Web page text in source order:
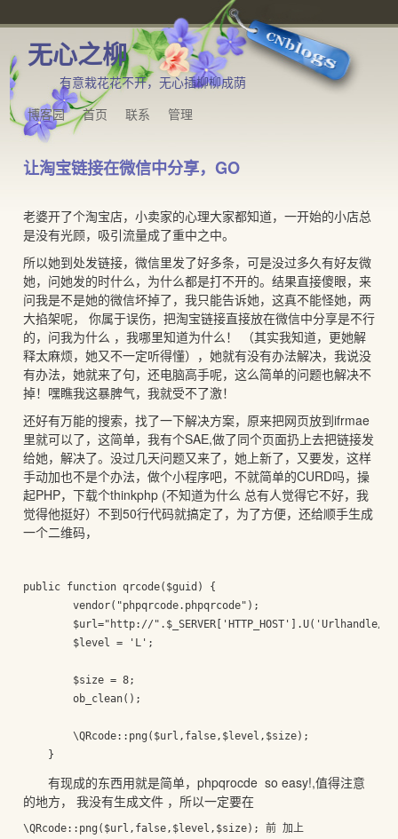
无心之柳
有意栽花花不开，无心插柳柳成荫
博客园
首页 联系 管理
让淘宝链接在微信中分享，GO
老婆开了个淘宝店，小卖家的心理大家都知道，一开始的小店总
是没有光顾，吸引流量成了重中之中。
所以她到处发链接，微信里发了好多条，可是没过多久有好友微
她，问她发的时什么，为什么都是打不开的。结果直接傻眼，来
问我是不是她的微信坏掉了，我只能告诉她，这真不能怪她，两
大掐架呢， 你属于误伤，把淘宝链接直接放在微信中分享是不行
的，问我为什么 ，我哪里知道为什么！ （其实我知道，更她解
释太麻烦，她又不一定听得懂），她就有没有办法解决，我说没
有办法，她就来了句，还电脑高手呢，这么简单的问题也解决不
掉！嘿瞧我这暴脾气，我就受不了激！
还好有万能的搜索，找了一下解决方案，原来把网页放到ifrmae
里就可以了，这简单，我有个SAE,做了同个页面扔上去把链接发
给她，解决了。没过几天问题又来了，她上新了，又要发，这样
手动加也不是个办法，做个小程序吧，不就简单的CURD吗，操
起PHP，下载个thinkphp (不知道为什么 总有人觉得它不好，我
觉得他挺好）不到50行代码就搞定了，为了方便，还给顺手生成
一个二维码，
public function qrcode($guid) {
有现成的东西用就是简单，phpqrocde so easy!,值得注意
的地方， 我没有生成文件 ，所以一定要在
\QRcode::png($url,false,$level,$size); 前 加上